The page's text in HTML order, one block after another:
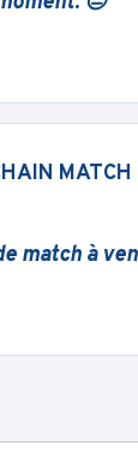
MATCH
match à